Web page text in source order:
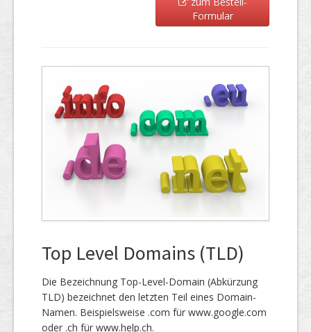
Formular
Top Level Domains (TLD)
Die Bezeichnung Top-Level-Domain (Abkürzung
TLD) bezeichnet den letzten Teil eines Domain-
Namen. Beispielsweise .com für www.google.com
oder .ch für www.help.ch.